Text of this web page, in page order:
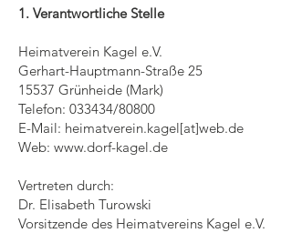
1. Verantwortliche Stelle
Heimatverein Kagel e.V.
Gerhart-Hauptmann-Straße 25
15537 Grünheide (Mark)
​Telefon: 033434/80800
E-Mail: heimatverein.kagel[at]web.de
Web: www.dorf-kagel.de
Vertreten durch:
Dr. Elisabeth Turowski
Vorsitzende des Heimatvereins Kagel e.V.